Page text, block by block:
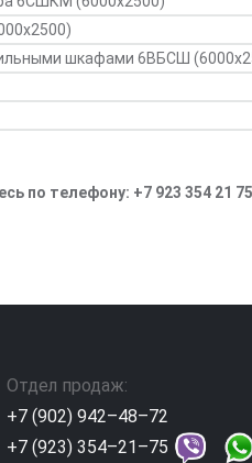
шкафами 6ВБСШ
по телефону: +7 923 354 21
Отдел продаж:
+7 (902) 942–48–72
+7 (923) 354–21–75